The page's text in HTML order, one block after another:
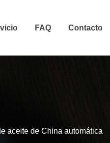
FAQ Contacto
aceite de China automática